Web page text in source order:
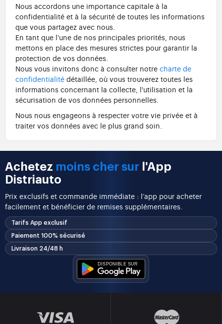
Nous accordons une importance capitale à la
confidentialité et à la sécurité de toutes les informations
que vous partagez avec nous.
En tant que l'une de nos principales priorités, nous
mettons en place des mesures strictes pour garantir la
protection de vos données.
Nous vous invitons donc à consulter notre charte de
confidentialité détaillée, où vous trouverez toutes les
informations concernant la collecte, l'utilisation et la
sécurisation de vos données personnelles.
Nous nous engageons à respecter votre vie privée et à
traiter vos données avec le plus grand soin.
Achetez moins cher sur l'App
Distriauto
Prix exclusifs et commande immédiate : l’app pour acheter
facilement et bénéficier de remises supplémentaires.
Tarifs App exclusif
Paiement 100% sécurisé
Livraison 24/48 h